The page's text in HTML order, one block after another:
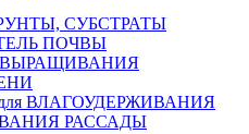
СУБСТРАТЫ
ПОЧВЫ
ВЛАГОУДЕРЖИВАНИЯ
РАССАДЫ